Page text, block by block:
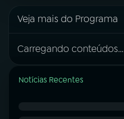
Veja mais do Programa
Carregando conteúdos...
Notícias Recentes